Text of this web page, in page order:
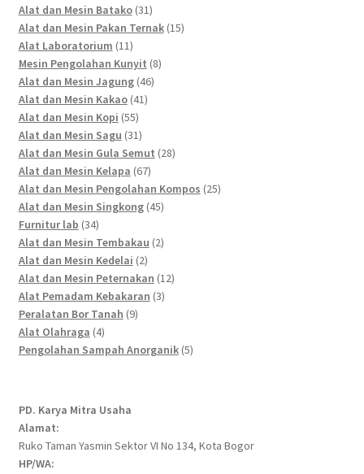
products
Alat dan Mesin Batako 3131
products
Alat dan Mesin Pakan Ternak 1515
Alat Laboratorium 1111
products
Mesin Pengolahan Kunyit 88
Alat dan Mesin Jagung 4646
Alat dan Mesin Kakao 4141
Alat dan Mesin Kopi 5555
products
Alat dan Mesin Sagu 3131
products
Alat dan Mesin Gula Semut 2828
Alat dan Mesin Kelapa 6767
products
Alat dan Mesin Pengolahan Kompos 2525
Alat dan Mesin Singkong 4545
Furnitur lab 3434
products
Alat dan Mesin Tembakau 22
Alat dan Mesin Kedelai 22
products
Alat dan Mesin Peternakan 1212
Alat Pemadam Kebakaran 33
Peralatan Bor Tanah 99
Alat Olahraga 44
products
Pengolahan Sampah Anorganik 55
PD. Karya Mitra Usaha
Alamat:
Ruko Taman Yasmin Sektor VI No 134, Kota Bogor
HP/WA: